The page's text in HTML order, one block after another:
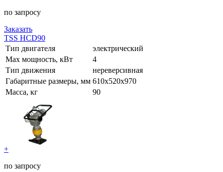
по запросу
Заказать
TSS HCD90
Тип двигателя
электрический
Max мощность, кВт
4
Тип движения
нереверсивная
Габаритные размеры, мм 610х520х970
Масса, кг
90
+
по запросу